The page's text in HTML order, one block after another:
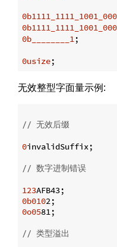
0b________1
0usize
无效整型字面量示例:
// 无效后缀
0invalidSuffix;
// 数字进制错误
123
0b010
0o0581;
// 类型溢出